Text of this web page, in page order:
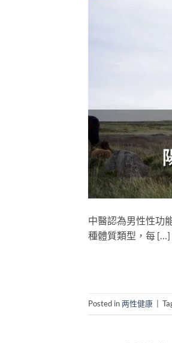
中醫認為男性性功
種體質類型，每 […]
Posted in两性健康